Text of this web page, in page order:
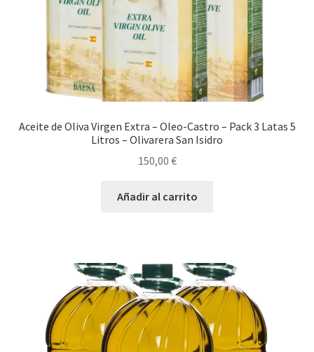
Aceite de Oliva Virgen Extra – Oleo-Castro – Pack 3 Latas 5
Litros – Olivarera San Isidro
150,00 €
Añadir al carrito